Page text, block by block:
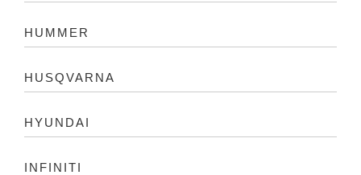
HUMMER
HUSQVARNA
HYUNDAI
INFINITI